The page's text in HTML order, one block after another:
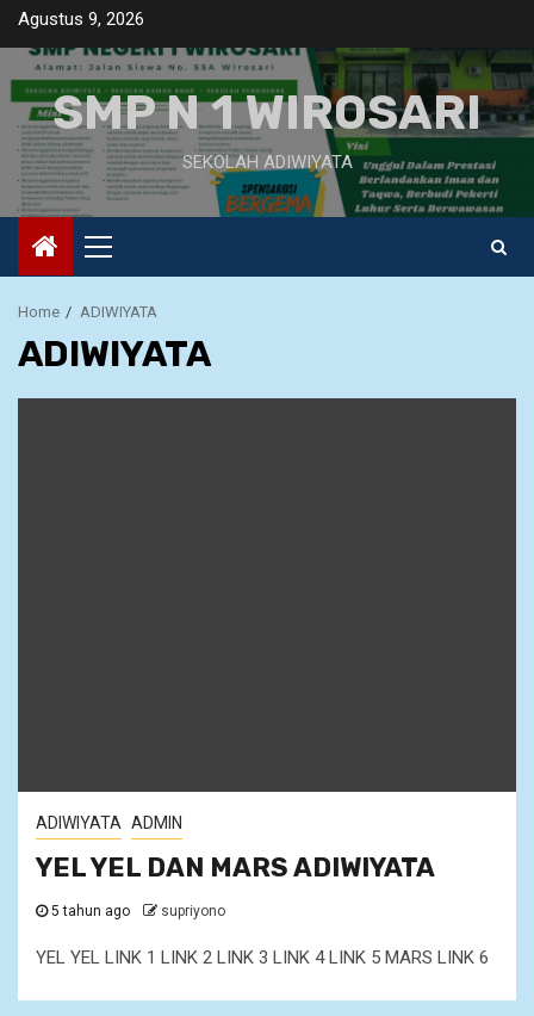
Skip
content
Agustus 9, 2026
SMP N 1 WIROSARI
SEKOLAH ADIWIYATA
Primary
Menu
Home ADIWIYATA
ADIWIYATA
ADIWIYATA ADMIN
YEL YEL DAN MARS ADIWIYATA
5 tahun ago supriyono
YEL YEL LINK 1 LINK 2 LINK 3 LINK 4 LINK 5 MARS LINK 6